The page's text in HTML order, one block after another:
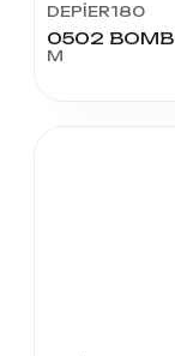
DEPİER180
0502
M